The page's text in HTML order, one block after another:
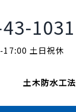
1031
土日祝休
土木防水工法